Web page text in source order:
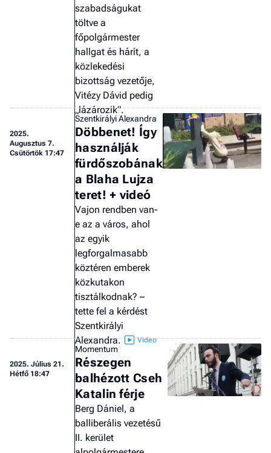
szabadságukat
töltve a
főpolgármester
hallgat és hárít, a
közlekedési
bizottság vezetője,
Vitézy Dávid pedig
„lázározik”.
2025.
Augusztus 7.
Csütörtök 17:47
Szentkirályi Alexandra
Döbbenet! Így
használják
fürdőszobának
a Blaha Lujza
teret! + videó
Vajon rendben van-
e az a város, ahol
az egyik
legforgalmasabb
köztéren emberek
közkutakon
tisztálkodnak? –
tette fel a kérdést
Szentkirályi
Alexandra.
2025. Július 21.
Hétfő 18:47
Momentum
Részegen
balhézott Cseh
Katalin férje
Berg Dániel, a
balliberális vezetésű
II. kerület